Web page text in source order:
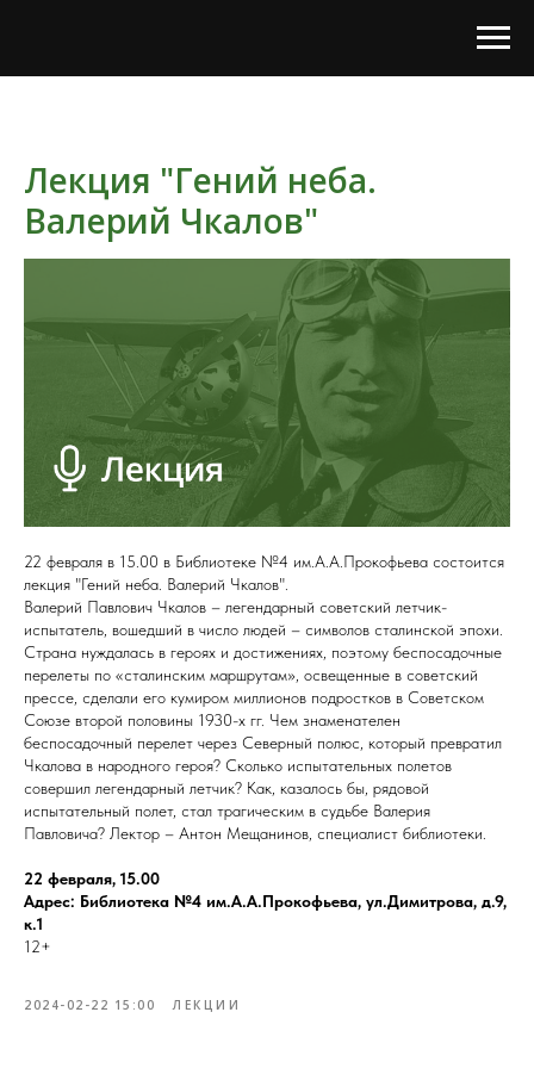
Лекция "Гений неба.
Валерий Чкалов"
22 февраля в 15.00 в Библиотеке №4 им.А.А.Прокофьева состоится
лекция "Гений неба. Валерий Чкалов".
Валерий Павлович Чкалов – легендарный советский летчик-
испытатель, вошедший в число людей – символов сталинской эпохи.
Страна нуждалась в героях и достижениях, поэтому беспосадочные
перелеты по «сталинским маршрутам», освещенные в советский
прессе, сделали его кумиром миллионов подростков в Советском
Союзе второй половины 1930-х гг. Чем знаменателен
беспосадочный перелет через Северный полюс, который превратил
Чкалова в народного героя? Сколько испытательных полетов
совершил легендарный летчик? Как, казалось бы, рядовой
испытательный полет, стал трагическим в судьбе Валерия
Павловича? Лектор – Антон Мещанинов, специалист библиотеки.
22 февраля, 15.00
Адрес: Библиотека №4 им.А.А.Прокофьева, ул.Димитрова, д.9,
к.1
12+
2024-02-22 15:00 ЛЕКЦИИ